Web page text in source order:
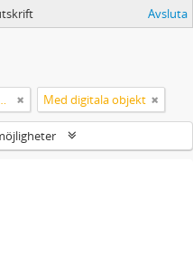
Avsluta
och sånger m.fl. Bellman-texter Med digitala objekt